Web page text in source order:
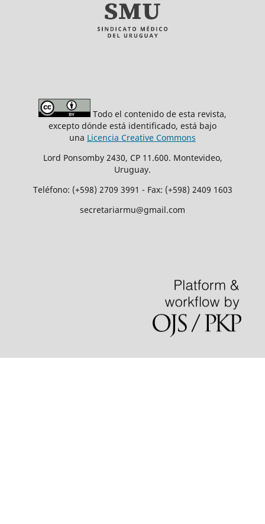
Todo el contenido de esta revista,
excepto dónde está identificado, está bajo
una Licencia Creative Commons
Lord Ponsomby 2430, CP 11.600. Montevideo,
Uruguay.
Teléfono: (+598) 2709 3991 - Fax: (+598) 2409 1603
secretariarmu@gmail.com